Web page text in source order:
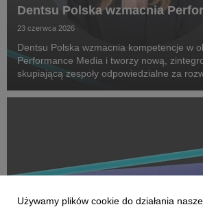
Dentsu Polska wzmacnia
23 czerwca 2026
Dentsu Polska wzmacnia kompetencje w
Performance Media i tworzy nową,
skupiającą zespoły odpowiedzialne za
Na czele nowego obszaru stanęła Marta
Używamy plików cookie do działania